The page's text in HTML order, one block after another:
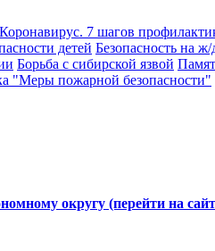
Коронавирус. 7 шагов
детей Безопасность на ж/
Борьба с сибирской язвой
"Меры пожарной безопасности"
округу (перейти на